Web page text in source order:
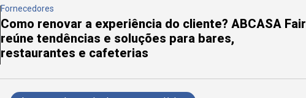
Fornecedores
Como renovar a experiência do cliente? ABCASA Fair
reúne tendências e soluções para bares,
restaurantes e cafeterias